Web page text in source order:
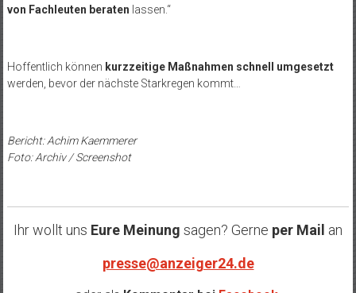
von Fachleuten beraten lassen.“
Hoffentlich können kurzzeitige Maßnahmen schnell umgesetzt
werden, bevor der nächste Starkregen kommt…
Bericht: Achim Kaemmerer
Foto: Archiv / Screenshot
Ihr wollt uns Eure Meinung sagen? Gerne per Mail an
presse@anzeiger24.de